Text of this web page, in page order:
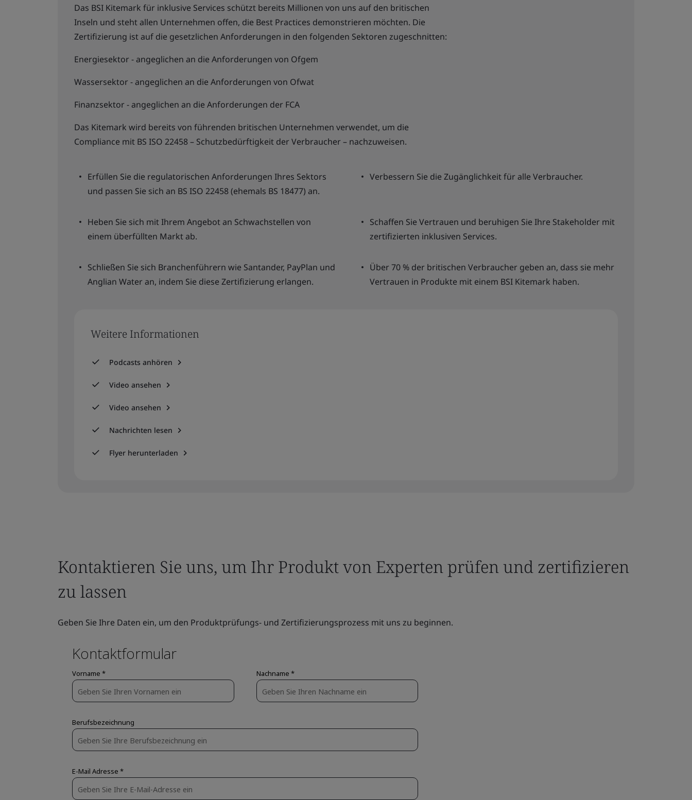
Das BSI Kitemark für inklusive Services schützt bereits Millionen von uns auf den britischen
Inseln und steht allen Unternehmen offen, die Best Practices demonstrieren möchten. Die
Zertifizierung ist auf die gesetzlichen Anforderungen in den folgenden Sektoren zugeschnitten:
Energiesektor - angeglichen an die Anforderungen von Ofgem
Wassersektor - angeglichen an die Anforderungen von Ofwat
Finanzsektor - angeglichen an die Anforderungen der FCA
Das Kitemark wird bereits von führenden britischen Unternehmen verwendet, um die
Compliance mit BS ISO 22458 – Schutzbedürftigkeit der Verbraucher – nachzuweisen.
Erfüllen Sie die regulatorischen Anforderungen Ihres Sektors
und passen Sie sich an BS ISO 22458 (ehemals BS 18477) an.
Verbessern Sie die Zugänglichkeit für alle Verbraucher.
Heben Sie sich mit Ihrem Angebot an Schwachstellen von
einem überfüllten Markt ab.
Schaffen Sie Vertrauen und beruhigen Sie Ihre Stakeholder mit
zertifizierten inklusiven Services.
Schließen Sie sich Branchenführern wie Santander, PayPlan und
Anglian Water an, indem Sie diese Zertifizierung erlangen.
Über 70 % der britischen Verbraucher geben an, dass sie mehr
Vertrauen in Produkte mit einem BSI Kitemark haben.
Weitere Informationen
Podcasts anhören
Video ansehen
Video ansehen
Nachrichten lesen
Flyer herunterladen
Kontaktieren Sie uns, um Ihr Produkt von Experten prüfen und zertifizieren
zu lassen
Geben Sie Ihre Daten ein, um den Produktprüfungs- und Zertifizierungsprozess mit uns zu beginnen.